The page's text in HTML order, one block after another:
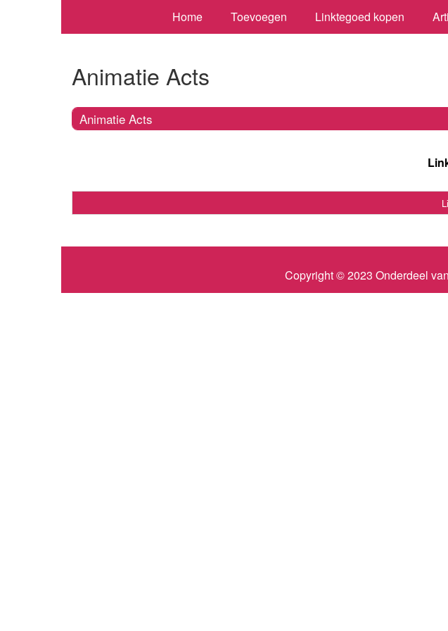
Home Toevoegen Linktegoed kopen
Animatie Acts
Animatie Acts
Copyright © 2023 Onderdeel van